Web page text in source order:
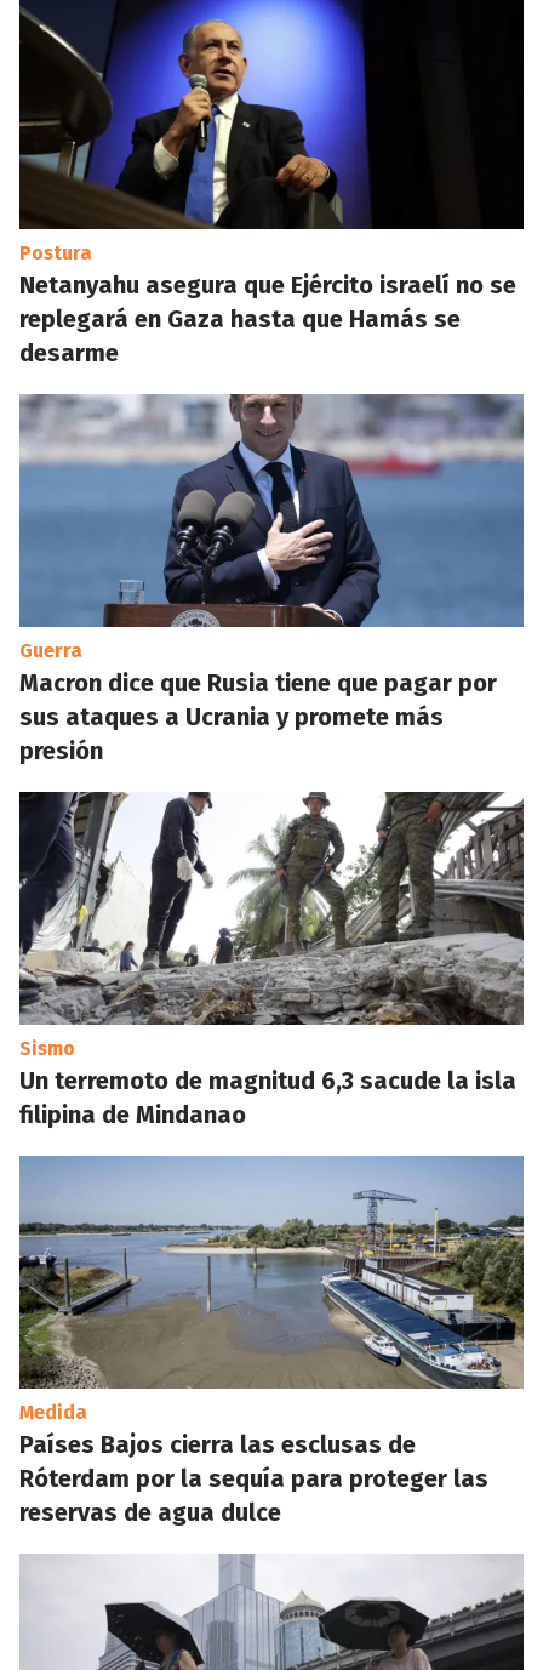
Postura
Netanyahu asegura que Ejército israelí no se
replegará en Gaza hasta que Hamás se
desarme
Guerra
Macron dice que Rusia tiene que pagar por
sus ataques a Ucrania y promete más
presión
Sismo
Un terremoto de magnitud 6,3 sacude la isla
filipina de Mindanao
Medida
Países Bajos cierra las esclusas de
Róterdam por la sequía para proteger las
reservas de agua dulce